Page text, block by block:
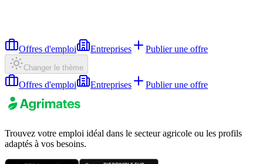
Offres d'emploi Entreprises Publier une offre
Changer le thème
Offres d'emploi Entreprises Publier une offre
Trouvez votre emploi idéal dans le secteur agricole ou les profils
adaptés à vos besoins.